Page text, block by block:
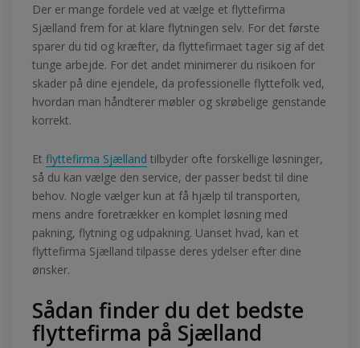
Der er mange fordele ved at vælge et flyttefirma
Sjælland frem for at klare flytningen selv. For det første
sparer du tid og kræfter, da flyttefirmaet tager sig af det
tunge arbejde. For det andet minimerer du risikoen for
skader på dine ejendele, da professionelle flyttefolk ved,
hvordan man håndterer møbler og skrøbelige genstande
korrekt.
Et flyttefirma Sjælland tilbyder ofte forskellige løsninger,
så du kan vælge den service, der passer bedst til dine
behov. Nogle vælger kun at få hjælp til transporten,
mens andre foretrækker en komplet løsning med
pakning, flytning og udpakning. Uanset hvad, kan et
flyttefirma Sjælland tilpasse deres ydelser efter dine
ønsker.
Sådan finder du det bedste
flyttefirma på Sjælland